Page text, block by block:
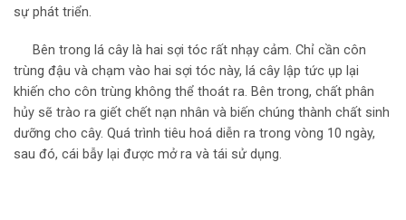
sự phát triển.
Bên trong lá cây là hai sợi tóc rất nhạy cảm. Chỉ cần côn
trùng đậu và chạm vào hai sợi tóc này, lá cây lập tức ụp lại
khiến cho côn trùng không thể thoát ra. Bên trong, chất phân
hủy sẽ trào ra giết chết nạn nhân và biến chúng thành chất sinh
dưỡng cho cây. Quá trình tiêu hoá diễn ra trong vòng 10 ngày,
sau đó, cái bẫy lại được mở ra và tái sử dụng.